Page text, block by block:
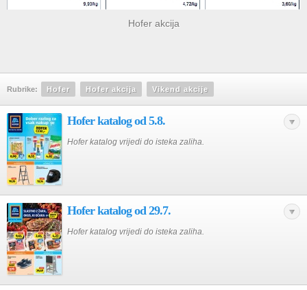
Hofer akcija
Rubrike: Hofer Hofer akcija Vikend akcije
Hofer katalog od 5.8.
Hofer katalog vrijedi do isteka zaliha.
Hofer katalog od 29.7.
Hofer katalog vrijedi do isteka zaliha.